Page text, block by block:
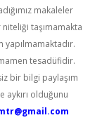
makaleler
taşımamakta
yapılmamaktadır.
tesadüfidir.
bir bilgi paylaşım
olduğunu